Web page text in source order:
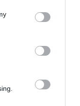
You may click to
party tags to
in below Google
Apéritifs